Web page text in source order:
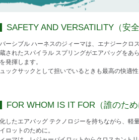
SAFETY AND VERSATILITY（安
ーシブル ハーネスのジィーマは、エナジークロ
されたスパイラル スプリングがエアバッグをあ
発揮します。
ックサックとして担いでいるときも最高の快適
FOR WHOM IS IT FOR（誰のため
したエアバッグ テクノロジーを持ちながら、軽
ロットのために。